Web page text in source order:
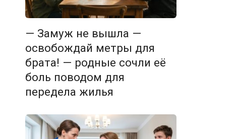
— Замуж не вышла —
освобождай метры для
брата! — родные сочли её
боль поводом для
передела жилья